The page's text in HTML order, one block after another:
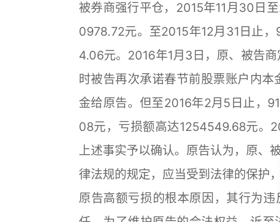
被券商强行平仓，2015年11月30日
0978.72元。至2015年12月31日止
4.06元。2016年1月3日，原、被告
时被告再次承诺春节前股票账户内
金给原告。但至2016年2月5日止，
08元，亏损额高达1254549.68元。
上述事实予以确认。原告认为，原、
律法规的规定，应当受到法律的保护
原告高额亏损的根本原因，其行为违